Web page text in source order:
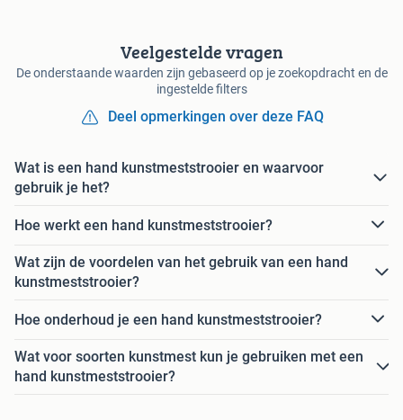
Veelgestelde vragen
De onderstaande waarden zijn gebaseerd op je zoekopdracht en de
ingestelde filters
Deel opmerkingen over deze FAQ
Wat is een hand kunstmeststrooier en waarvoor
gebruik je het?
Hoe werkt een hand kunstmeststrooier?
Wat zijn de voordelen van het gebruik van een hand
kunstmeststrooier?
Hoe onderhoud je een hand kunstmeststrooier?
Wat voor soorten kunstmest kun je gebruiken met een
hand kunstmeststrooier?